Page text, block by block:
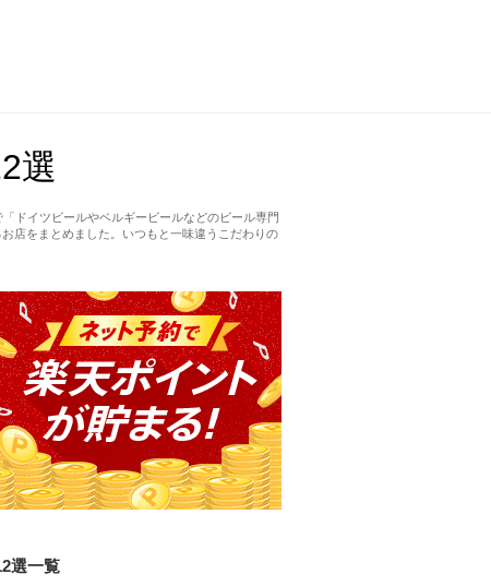
選
ドイツビールやベルギービールなどのビール専門
店をまとめました。いつもと一味違うこだわりの
選一覧